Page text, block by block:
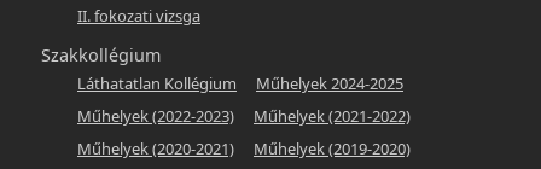
II. fokozati vizsga
Szakkollégium
Láthatatlan Kollégium
Műhelyek 2024-2025
Műhelyek (2022-2023)
Műhelyek (2021-2022)
Műhelyek (2020-2021)
Műhelyek (2019-2020)